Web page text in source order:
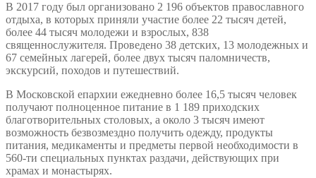
В 2017 году был организовано 2 196 объектов православного
отдыха, в которых приняли участие более 22 тысяч детей,
более 44 тысяч молодежи и взрослых, 838
священнослужителя. Проведено 38 детских, 13 молодежных и
67 семейных лагерей, более двух тысяч паломничеств,
экскурсий, походов и путешествий.
В Московской епархии ежедневно более 16,5 тысяч человек
получают полноценное питание в 1 189 приходских
благотворительных столовых, а около 3 тысяч имеют
возможность безвозмездно получить одежду, продукты
питания, медикаменты и предметы первой необходимости в
560-ти специальных пунктах раздачи, действующих при
храмах и монастырях.